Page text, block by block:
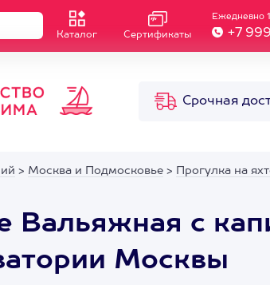
Каталог Сертификаты
Ежедневно
+7
Срочная
> Москва и Подмосковье > Прогулка на
Вальяжная с
Москвы